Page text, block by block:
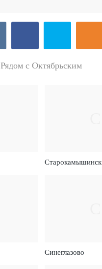
Рядом с Октябрьским
Старокамышинск
Синеглазово